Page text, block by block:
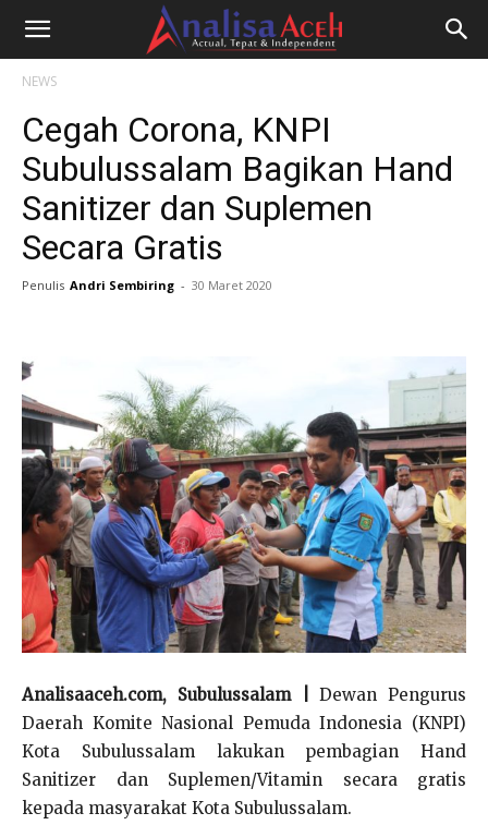
NEWS
Cegah Corona, KNPI
Subulussalam Bagikan Hand
Sanitizer dan Suplemen
Secara Gratis
Penulis Andri Sembiring - 30 Maret 2020
Analisaaceh.com, Subulussalam |
Dewan Pengurus
Daerah Komite Nasional Pemuda Indonesia (KNPI)
Kota Subulussalam lakukan pembagian Hand
Sanitizer dan Suplemen/Vitamin secara gratis
kepada masyarakat Kota Subulussalam.